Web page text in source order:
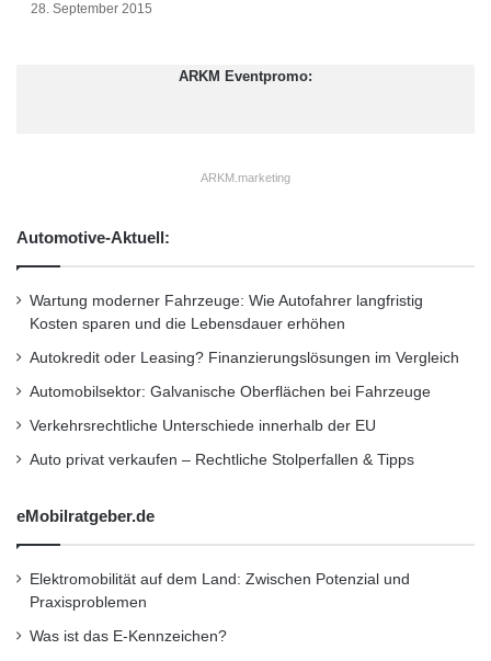
entwickelte bott speziell für den Einsatz sowohl
Sichtlagerkasten oder Regalbox einsetzen.
funktionieren sie wie Schubladen im Regal. Sie
können auch leicht entnommen und zum
Einsatzort mitgenommen werden. Trotzdem
sind sie im Regal fest fixiert, so dass im
Transparente Trennwände, Frontscheiben und
Deckel bieten vielfältige Möglichkeiten, das
Verbrauchsmaterial zu verstauen.
Verschiedene Clips zur Beschriftung mit
unterschiedlicher Farbkennzeichnung
28. September 2015
ARKM Eventpromo:
ARKM.marketing
Automotive-Aktuell:
Wartung moderner Fahrzeuge: Wie Autofahrer langfristig
Kosten sparen und die Lebensdauer erhöhen
Autokredit oder Leasing? Finanzierungslösungen im Vergleich
Automobilsektor: Galvanische Oberflächen bei Fahrzeuge
Verkehrsrechtliche Unterschiede innerhalb der EU
Auto privat verkaufen – Rechtliche Stolperfallen & Tipps
eMobilratgeber.de
Elektromobilität auf dem Land: Zwischen Potenzial und
Praxisproblemen
Was ist das E-Kennzeichen?